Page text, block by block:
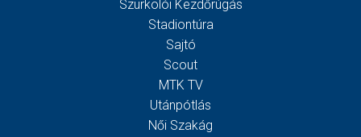
Szurkolói Kezdőrúgás
Stadiontúra
Sajtó
Scout
MTK TV
Utánpótlás
Női Szakág